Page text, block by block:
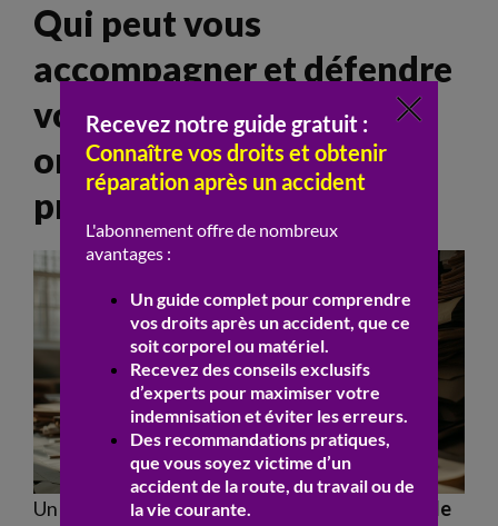
Qui peut vous
accompagner et défendre
vos droits face aux
organismes et aux
praticiens ?
Un avocat spécialisé enresponsabilité médicale